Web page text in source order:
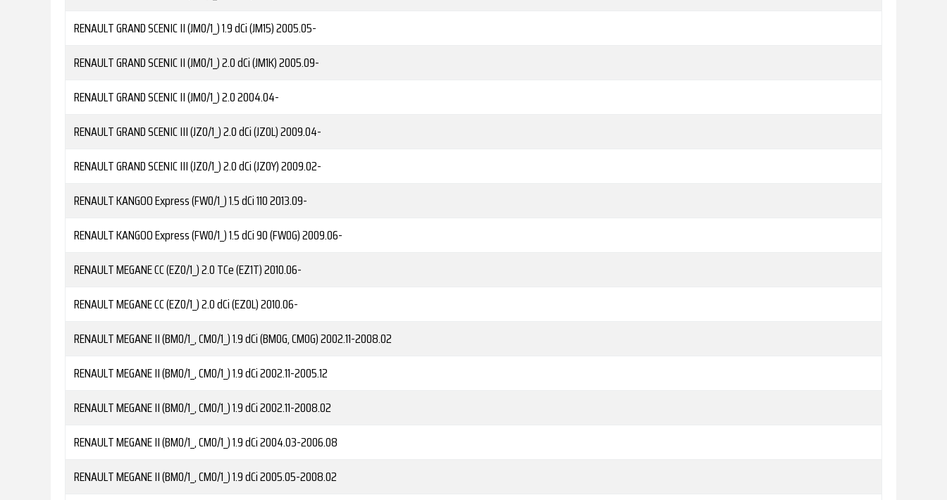
RENAULTGRAND SCENIC II (JM0/1_) 1.9 dCi (JM15)2005.05-
RENAULTGRAND SCENIC II (JM0/1_) 2.0 dCi (JM1K)2005.09-
RENAULTGRAND SCENIC II (JM0/1_) 2.02004.04-
RENAULTGRAND SCENIC III (JZ0/1_) 2.0 dCi (JZ0L)2009.04-
RENAULTGRAND SCENIC III (JZ0/1_) 2.0 dCi (JZ0Y)2009.02-
RENAULTKANGOO Express (FW0/1_) 1.5 dCi 1102013.09-
RENAULTKANGOO Express (FW0/1_) 1.5 dCi 90 (FW0G)2009.06-
RENAULTMEGANE CC (EZ0/1_) 2.0 TCe (EZ1T)2010.06-
RENAULTMEGANE CC (EZ0/1_) 2.0 dCi (EZ0L)2010.06-
RENAULTMEGANE II (BM0/1_, CM0/1_) 1.9 dCi (BM0G, CM0G)2002.11-2008.02
RENAULTMEGANE II (BM0/1_, CM0/1_) 1.9 dCi2002.11-2005.12
RENAULTMEGANE II (BM0/1_, CM0/1_) 1.9 dCi2002.11-2008.02
RENAULTMEGANE II (BM0/1_, CM0/1_) 1.9 dCi2004.03-2006.08
RENAULTMEGANE II (BM0/1_, CM0/1_) 1.9 dCi2005.05-2008.02